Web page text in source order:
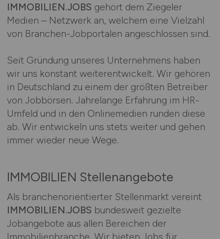
IMMOBILIEN.JOBS gehört dem Ziegeler
Medien – Netzwerk an, welchem eine Vielzahl
von Branchen-Jobportalen angeschlossen sind.
Seit Gründung unseres Unternehmens haben
wir uns konstant weiterentwickelt. Wir gehören
in Deutschland zu einem der größten Betreiber
von Jobbörsen. Jahrelange Erfahrung im HR-
Umfeld und in den Onlinemedien runden diese
ab. Wir entwickeln uns stets weiter und gehen
immer wieder neue Wege.
IMMOBILIEN Stellenangebote
Als branchenorientierter Stellenmarkt vereint
IMMOBILIEN.JOBS bundesweit gezielte
Jobangebote aus allen Bereichen der
Immobilienbranche. Wir bieten Jobs für